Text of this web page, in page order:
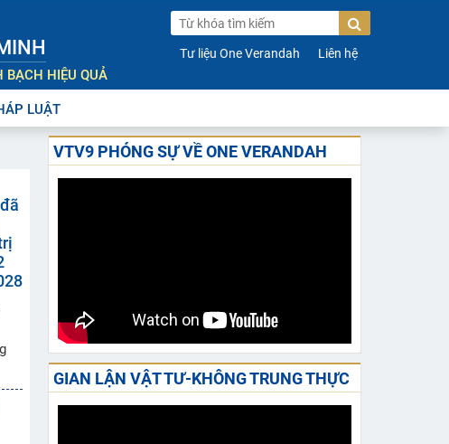
LUẬT
BẠCH HIỆU QUẢ
Tư liệu One Verandah Liên hệ
VTV9 PHÓNG SỰ VỀ ONE VERANDAH
GIAN LẬN VẬT TƯ-KHÔNG TRUNG THỰC